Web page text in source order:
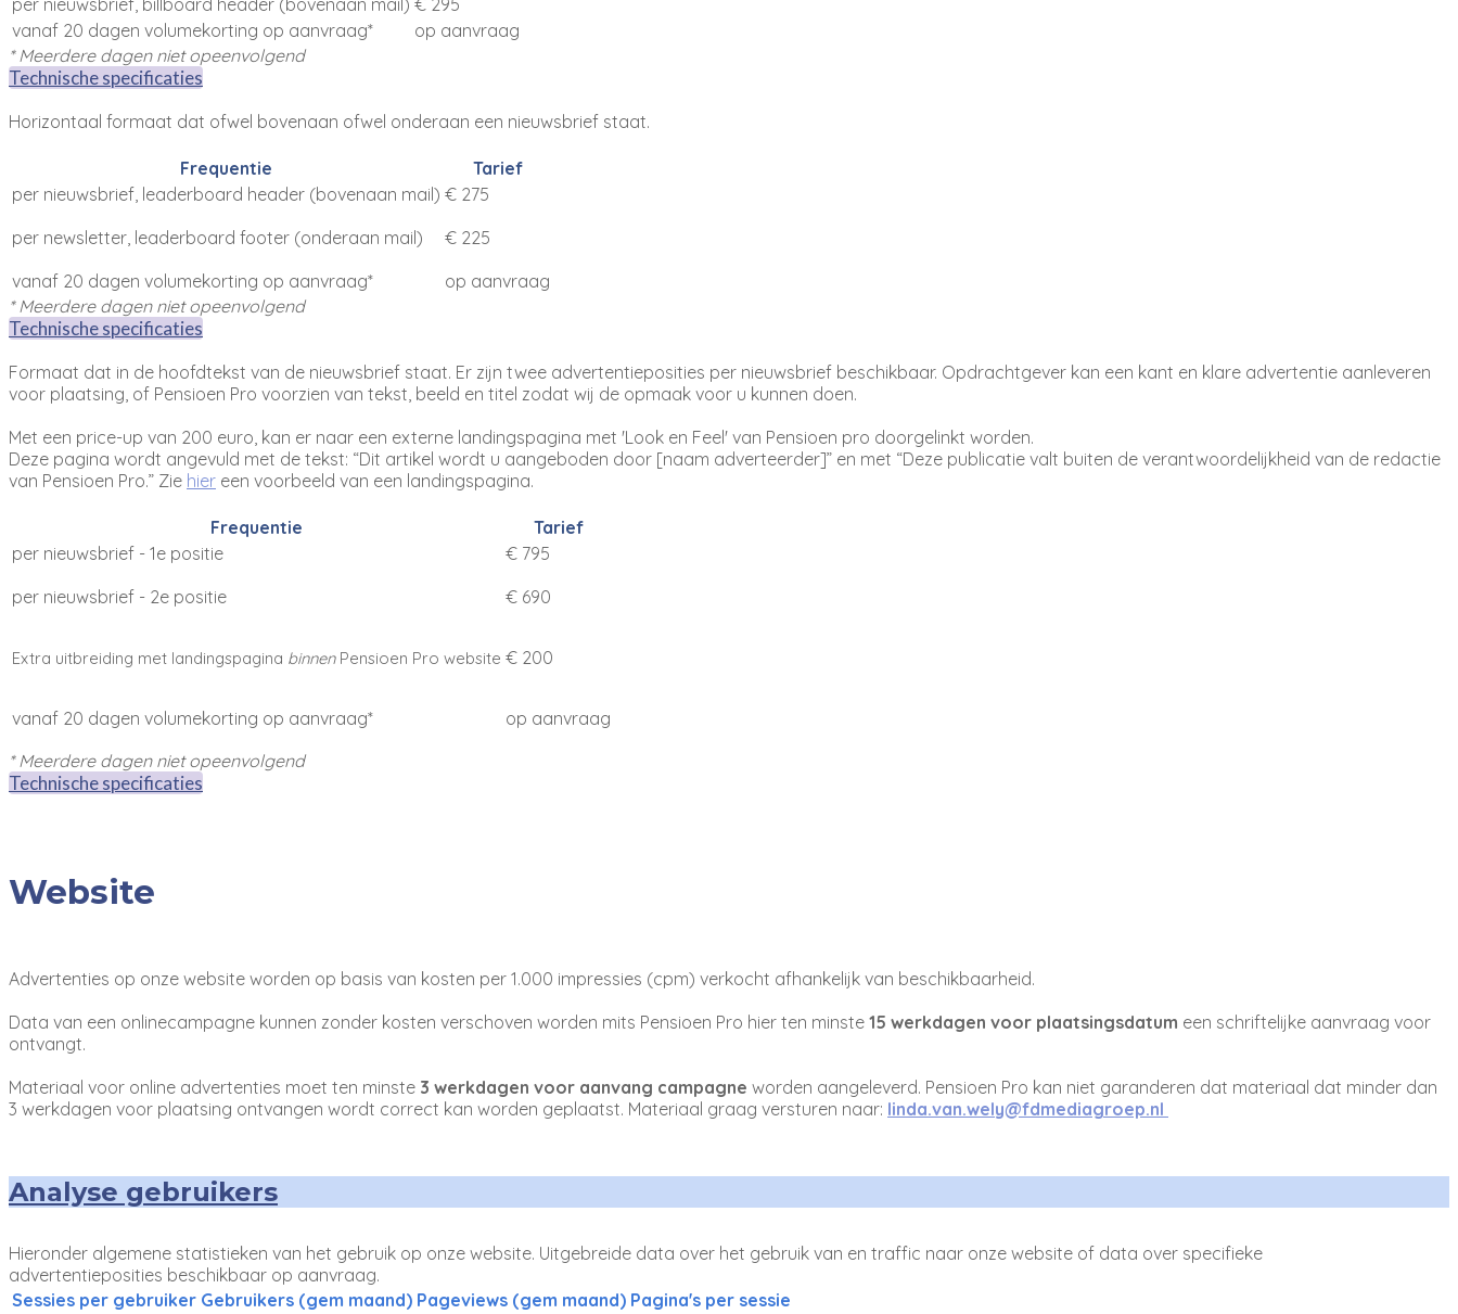
per nieuwsbrief, billboard header (bovenaan mail) € 295
vanaf 20 dagen volumekorting op aanvraag*
op aanvraag
* Meerdere dagen niet opeenvolgend
Technische specificaties
Horizontaal formaat dat ofwel bovenaan ofwel onderaan een nieuwsbrief staat.
Frequentie
Tarief
per nieuwsbrief, leaderboard header (bovenaan mail) € 275
per newsletter, leaderboard footer (onderaan mail)
€ 225
vanaf 20 dagen volumekorting op aanvraag*
op aanvraag
* Meerdere dagen niet opeenvolgend
Technische specificaties
Formaat dat in de hoofdtekst van de nieuwsbrief staat. Er zijn twee advertentieposities per nieuwsbrief beschikbaar. Opdrachtgever kan een kant en klare advertentie aanleveren
voor plaatsing, of Pensioen Pro voorzien van tekst, beeld en titel zodat wij de opmaak voor u kunnen doen.
Met een price-up van 200 euro, kan er naar een externe landingspagina met 'Look en Feel' van Pensioen pro doorgelinkt worden.
Deze pagina wordt angevuld met de tekst: “Dit artikel wordt u aangeboden door [naam adverteerder]” en met “Deze publicatie valt buiten de verantwoordelijkheid van de redactie
van Pensioen Pro.” Zie hier een voorbeeld van een landingspagina.
Frequentie
Tarief
per nieuwsbrief - 1e positie
€ 795
per nieuwsbrief - 2e positie
€ 690
Extra uitbreiding met landingspagina binnenPensioen Pro website € 200
vanaf 20 dagen volumekorting op aanvraag*
op aanvraag
* Meerdere dagen niet opeenvolgend
Technische specificaties
Website
Advertenties op onze website worden op basis van kosten per 1.000 impressies (cpm) verkocht afhankelijk van beschikbaarheid.
Data van een onlinecampagne kunnen zonder kosten verschoven worden mits Pensioen Pro hier ten minste 15 werkdagen voor plaatsingsdatum een schriftelijke aanvraag voor
ontvangt.
Materiaal voor online advertenties moet ten minste 3 werkdagen voor aanvang campagne worden aangeleverd. Pensioen Pro kan niet garanderen dat materiaal dat minder dan
3 werkdagen voor plaatsing ontvangen wordt correct kan worden geplaatst. Materiaal graag versturen naar: linda.van.wely@fdmediagroep.nl
Analyse gebruikers
Hieronder algemene statistieken van het gebruik op onze website. Uitgebreide data over het gebruik van en traffic naar onze website of data over specifieke
advertentieposities beschikbaar op aanvraag.
Sessies per gebruiker Gebruikers (gem maand) Pageviews (gem maand) Pagina's per sessie